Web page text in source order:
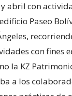
abril con
Paseo
con fines
la KZ
a los